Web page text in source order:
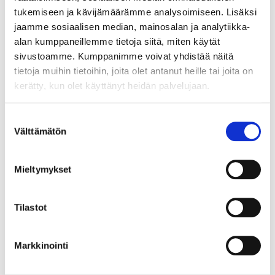
tukemiseen ja kävijämäärämme analysoimiseen. Lisäksi
jaamme sosiaalisen median, mainosalan ja analytiikka-
alan kumppaneillemme tietoja siitä, miten käytät
sivustoamme. Kumppanimme voivat yhdistää näitä
tietoja muihin tietoihin, joita olet antanut heille tai joita on
kerätty, kun olet käyttänyt heidän palvelujaan.
valinta
Välttämätön
Mieltymykset
Tilastot
Markkinointi
Poland
WP3 Leaders
1. Centrum Balticum
Foundation, Finland
2. Chamber of Economy Polish
Waterworks, Poland
1.1. Determining preconditions
boundaries defined (report)
Deliverable: 5 local target
group networks created
1.3. Validating final conditions